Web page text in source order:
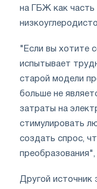
на ГБЖ как часть
"Если вы хотите
испытывает
старой модели
больше не
затраты на
стимулировать
создать спрос,
Другой источник